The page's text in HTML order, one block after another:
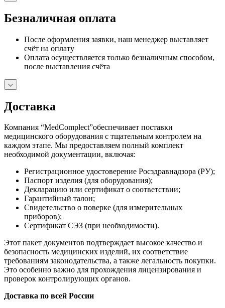
Безналичная оплата
После оформления заявки, наш менеджер выставляет
счёт на оплату
Оплата осуществляется только безналичным способом,
после выставления счёта
Доставка
Компания “MedComplect”обеспечивает поставки
медицинского оборудования с тщательным контролем на
каждом этапе. Мы предоставляем полный комплект
необходимой документации, включая:
Регистрационное удостоверение Росздравнадзора (РУ);
Паспорт изделия (для оборудования);
Декларацию или сертификат о соответствии;
Гарантийный талон;
Свидетельство о поверке (для измерительных
приборов);
Сертификат СЭЗ (при необходимости).
Этот пакет документов подтверждает высокое качество и
безопасность медицинских изделий, их соответствие
требованиям законодательства, а также легальность покупки.
Это особенно важно для прохождения лицензирования и
проверок контролирующих органов.
Доставка по всей России